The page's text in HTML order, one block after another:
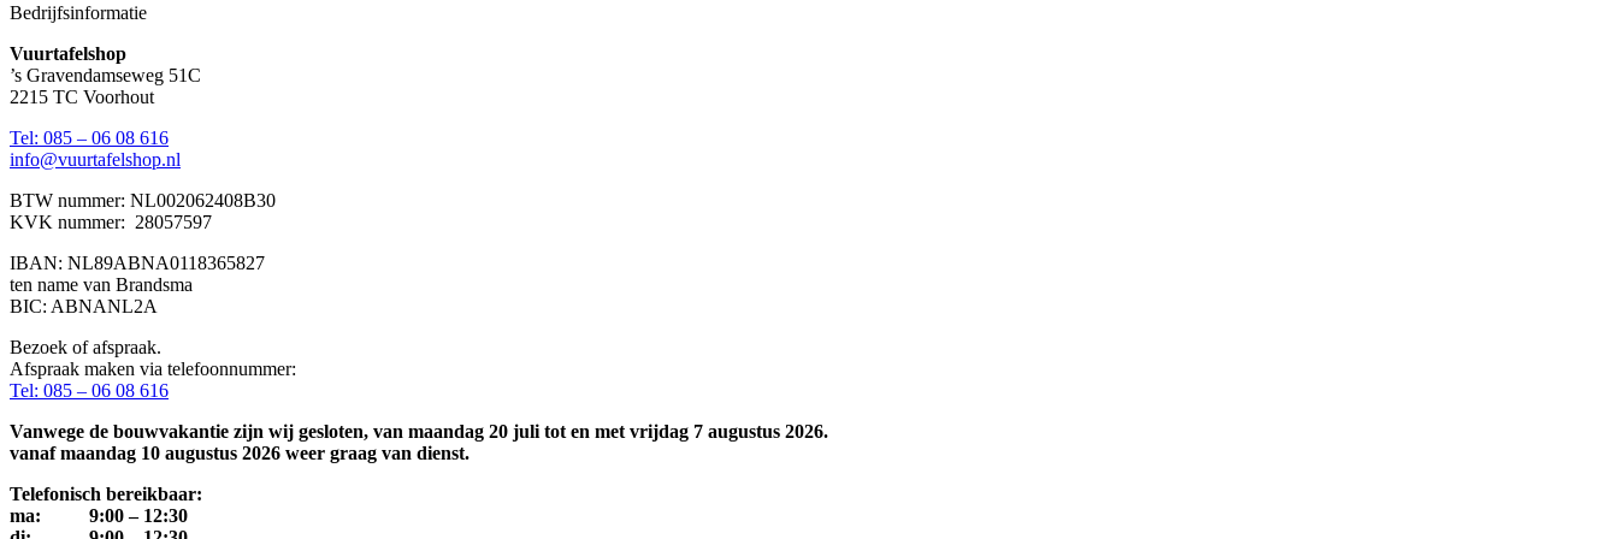
Bedrijfsinformatie
Vuurtafelshop
’s Gravendamseweg 51C
2215 TC Voorhout
Tel: 085 – 06 08 616
info@vuurtafelshop.nl
BTW nummer: NL002062408B30
KVK nummer: 28057597
IBAN: NL89ABNA0118365827
ten name van Brandsma
BIC: ABNANL2A
Bezoek of afspraak.
Afspraak maken via telefoonnummer:
Tel: 085 – 06 08 616
Vanwege de bouwvakantie zijn wij gesloten, van maandag 20 juli tot en met vrijdag 7 augustus 2026.
vanaf maandag 10 augustus 2026 weer graag van dienst.
Telefonisch bereikbaar:
ma: 9:00 – 12:30